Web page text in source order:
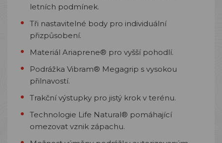
letních podmínek.
Tři nastavitelné body pro individuální
přizpůsobení.
Materiál Ariaprene® pro vyšší pohodlí.
Podrážka Vibram® Megagrip s vysokou
přilnavostí.
Trakční výstupky pro jistý krok v terénu.
Technologie Life Natural® pomáhající
omezovat vznik zápachu.